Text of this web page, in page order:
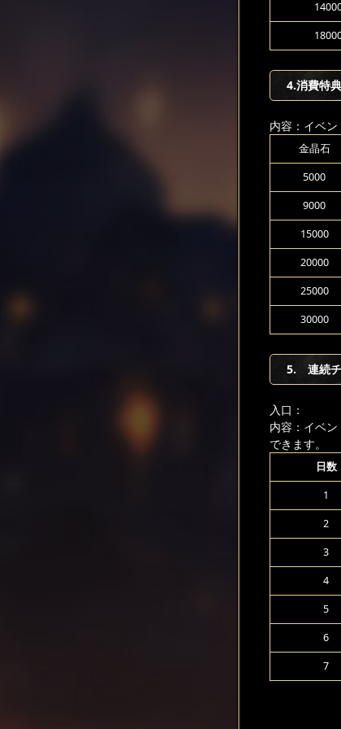
4.消費特
内容：イベ
金晶石
5000
9000
15000
20000
25000
30000
5. 連続
入口：
内容：イベ
できます。
日数
1
2
3
4
5
6
7